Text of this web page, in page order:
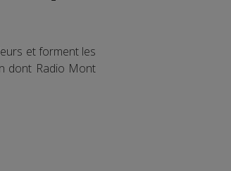
et forment les
dont Radio Mont